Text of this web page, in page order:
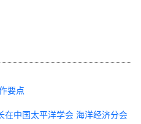
要点
在中国太平洋学会 海洋经济分会